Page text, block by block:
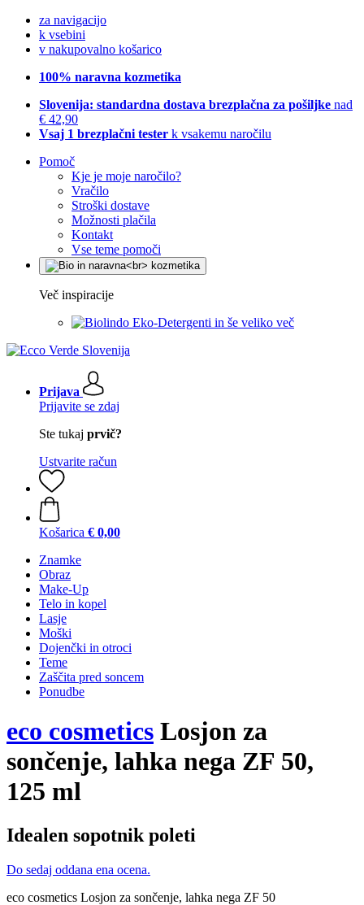
za navigacijo
k vsebini
v nakupovalno košarico
100% naravna kozmetika
Slovenija: standardna dostava brezplačna za pošiljke nad
€ 42,90
Vsaj 1 brezplačni tester k vsakemu naročilu
Pomoč
Kje je moje naročilo?
Vračilo
Stroški dostave
Možnosti plačila
Kontakt
Vse teme pomoči
Več inspiracije
Eko-Detergenti in še veliko več
Prijava
Prijavite se zdaj
Ste tukaj prvič?
Ustvarite račun
Košarica € 0,00
Znamke
Obraz
Make-Up
Telo in kopel
Lasje
Moški
Dojenčki in otroci
Teme
Zaščita pred soncem
Ponudbe
eco cosmetics Losjon za
sončenje, lahka nega ZF 50,
125 ml
Idealen sopotnik poleti
Do sedaj oddana ena ocena.
eco cosmetics Losjon za sončenje, lahka nega ZF 50